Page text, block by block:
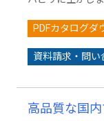
PDFカタログダ
資料請求・問い
高品質な国